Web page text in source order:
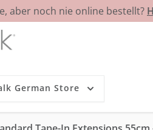
aber noch nie online bestellt?
German Store